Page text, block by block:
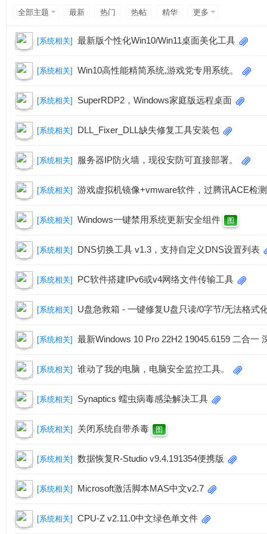
业
的
资
源
全部主题 最新 热门 热帖 精华 更多
[系统相关] 最新版个性化Win10/Win11桌面美化工具
[系统相关] Win10高性能精简系统,游戏党专用系统。
[系统相关] SuperRDP2，Windows家庭版远程桌面
[系统相关] DLL_Fixer_DLL缺失修复工具安装包
[系统相关] 服务器IP防火墙，现役安防可直接部署。
[系统相关] 游戏虚拟机镜像+vmware软件，过腾讯ACE检
[系统相关] Windows一键禁用系统更新安全组件 图
[系统相关] DNS切换工具 v1.3，支持自定义DNS设置列表
[系统相关] PC软件搭建IPv6或v4网络文件传输工具
[系统相关] U盘急救箱 - 一键修复U盘只读/0字节/无法格式
[系统相关] 最新Windows 10 Pro 22H2 19045.6159 二合一
[系统相关] 谁动了我的电脑，电脑安全监控工具。
[系统相关] Synaptics 蠕虫病毒感染解决工具
[系统相关] 关闭系统自带杀毒 图
[系统相关] 数据恢复R-Studio v9.4.191354便携版
[系统相关] Microsoft激活脚本MAS中文v2.7
[系统相关] CPU-Z v2.11.0中文绿色单文件